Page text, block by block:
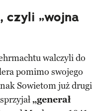
czyli „wojna
walczyli do
pomimo swojego
Sowietom już drugi
„generał